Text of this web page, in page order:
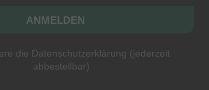
ANMELDEN
die Datenschutzerklärung (jederzeit
abbestellbar)